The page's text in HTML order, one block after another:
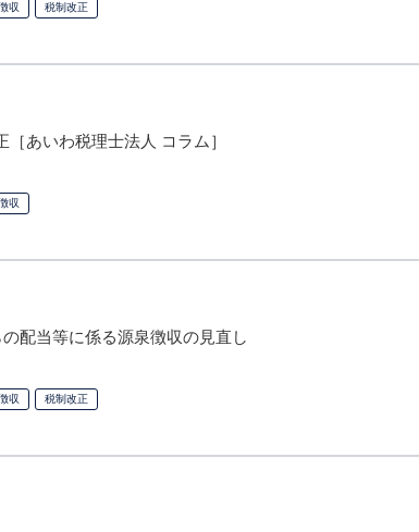
収 税制改正
あいわ税理士法人 コラム］
収
配当等に係る源泉徴収の見直し
収 税制改正